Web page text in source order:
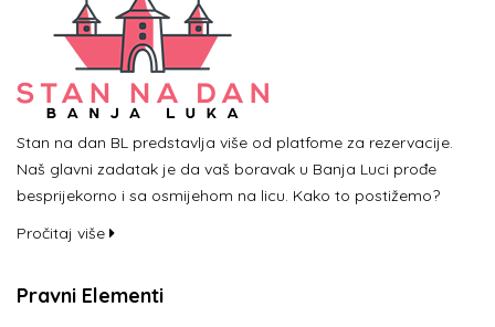
Stan na dan BL predstavlja više od platfome za rezervacije.
Naš glavni zadatak je da vaš boravak u Banja Luci prođe
besprijekorno i sa osmijehom na licu. Kako to postižemo?
Pročitaj više
Pravni Elementi